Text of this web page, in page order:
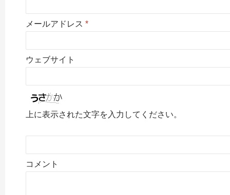
メールアドレス *
ウェブサイト
上に表示された文字を入力してください。
コメント